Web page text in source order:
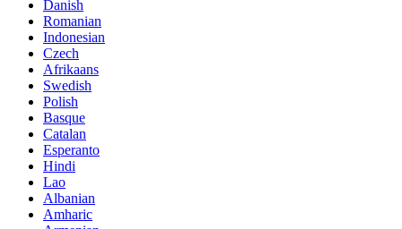
Danish
Romanian
Indonesian
Czech
Afrikaans
Swedish
Polish
Basque
Catalan
Esperanto
Hindi
Lao
Albanian
Amharic